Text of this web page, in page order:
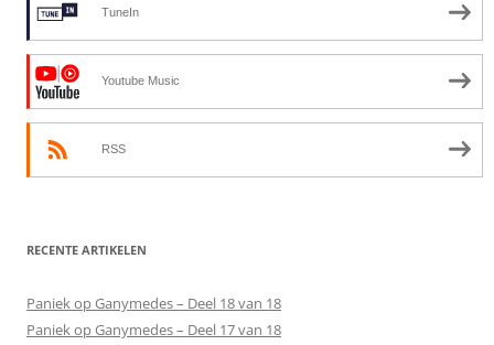
TuneIn
Youtube Music
RSS
RECENTE ARTIKELEN
Paniek op Ganymedes – Deel 18 van 18
Paniek op Ganymedes – Deel 17 van 18